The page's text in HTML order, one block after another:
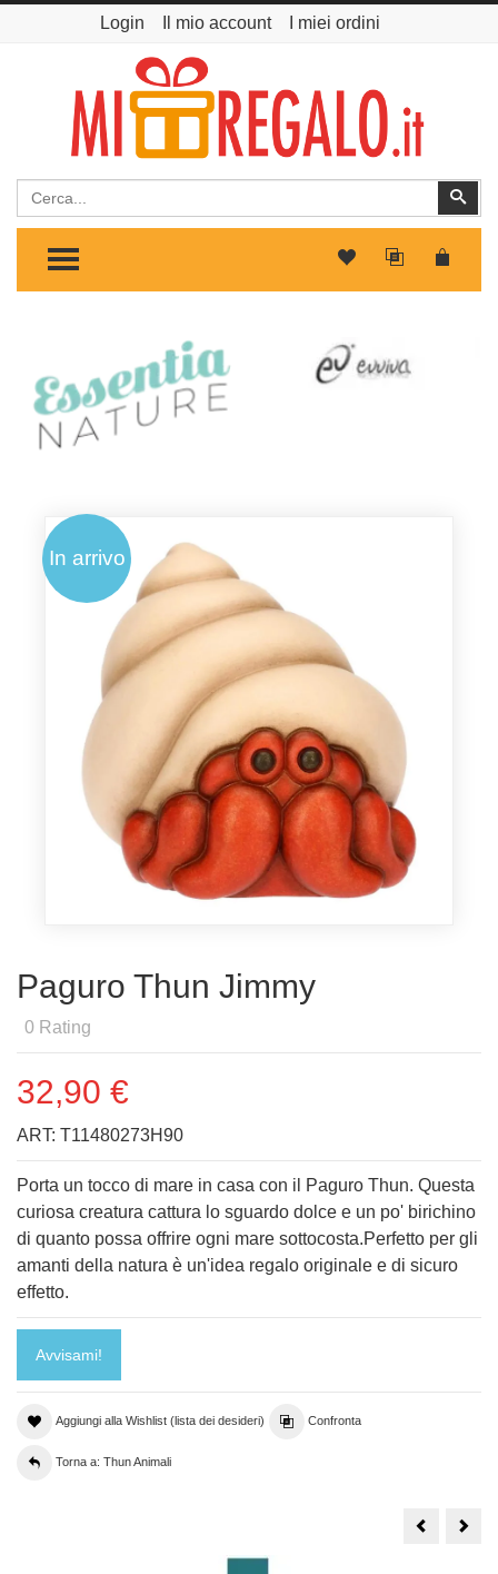
Login Il mio account I miei ordini
Cerca
TOGGLE MENU
In arrivo
Paguro Thun Jimmy
0 Rating
32,90 €
ART: T11480273H90
Porta un tocco di mare in casa con il Paguro Thun. Questa
curiosa creatura cattura lo sguardo dolce e un po' birichino
di quanto possa offrire ogni mare sottocosta.Perfetto per gli
amanti della natura è un'idea regalo originale e di sicuro
effetto.
Avvisami!
Aggiungi alla Wishlist (lista dei desideri) Confronta
Torna a: Thun Animali
Granchio